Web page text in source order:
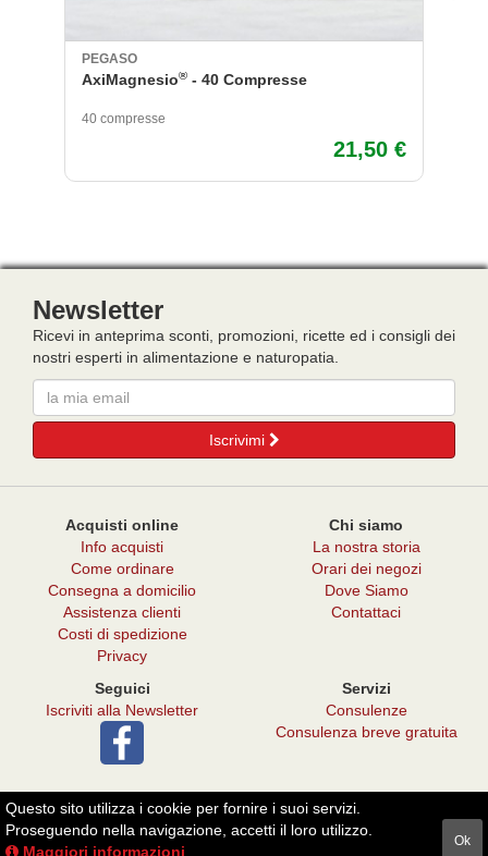
PEGASO
AxiMagnesio® - 40 Compresse
40 compresse
21,50 €
Newsletter
Ricevi in anteprima sconti, promozioni, ricette ed i consigli dei
nostri esperti in alimentazione e naturopatia.
Email
Iscrivimi
Acquisti online
Info acquisti
Come ordinare
Consegna a domicilio
Assistenza clienti
Costi di spedizione
Privacy
Chi siamo
La nostra storia
Orari dei negozi
Dove Siamo
Contattaci
Seguici
Iscriviti alla Newsletter
Servizi
Consulenze
Consulenza breve gratuita
© 2026 - Punto Verde Il Melograno
P. Iva: 06945720487
Questo sito utilizza i cookie per fornire i suoi servizi.
Proseguendo nella navigazione, accetti il loro utilizzo.
Maggiori informazioni
Ok